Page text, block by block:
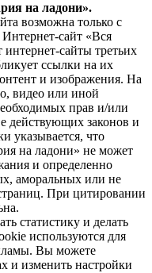
на ладони».
возможна только с
сайт «Вся
сайты третьих
ссылки на их
и изображения. На
видео или иной
прав и/или
действующих законов и
указывается, что
на ладони» не может
и определенно
аморальных или не
При цитировании
статистику и делать
используются для
Вы можете
и изменить настройки